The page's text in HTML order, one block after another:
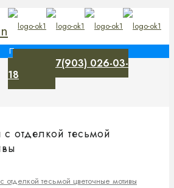
+7(903) 026-03-
18
отделкой тесьмой
отделкой тесьмой цветочные мотивы